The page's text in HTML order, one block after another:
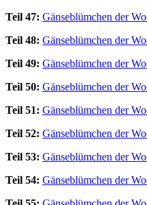
Teil 47: Gänseblümchen der
Teil 48: Gänseblümchen der
Teil 49: Gänseblümchen der
Teil 50: Gänseblümchen der
Teil 51: Gänseblümchen der
Teil 52: Gänseblümchen der
Teil 53: Gänseblümchen der
Teil 54: Gänseblümchen der